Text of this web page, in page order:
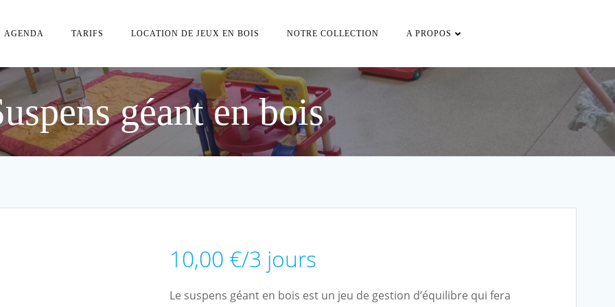
AGENDA TARIFS LOCATION DE JEUX EN BOIS NOTRE COLLECTION A PROPOS
géant en bois
10,00 €/3 jours
Le suspens géant en bois est un jeu de gestion d’équilibre qui fera